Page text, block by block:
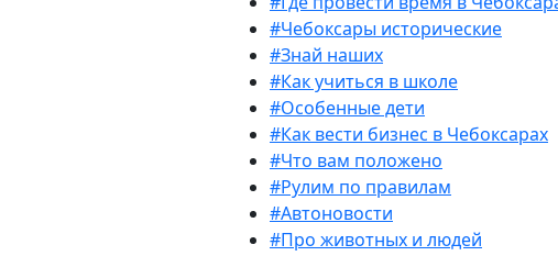
#Чебоксары исторические
#Знай наших
#Как учиться в школе
#Особенные дети
#Как вести бизнес в Чебоксарах
#Что вам положено
#Рулим по правилам
#Автоновости
#Про животных и людей